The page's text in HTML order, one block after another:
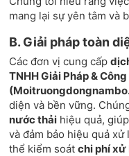
mang lại sự yên tâm và
B. Giải pháp toàn
Các đơn vị cung cấp
TNHH Giải Pháp &
diện và bền vững.
nước thải hiệu quả,
và đảm bảo hiệu quả
thể kiểm soátchi phí xử